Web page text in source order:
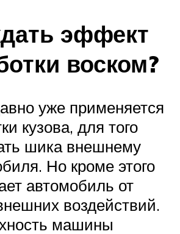
эффект
воском?
уже применяется
кузова, для того
шика внешнему
Но кроме этого
автомобиль от
воздействий.
машины